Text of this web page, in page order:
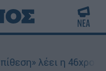
η 46χρονη - Τι